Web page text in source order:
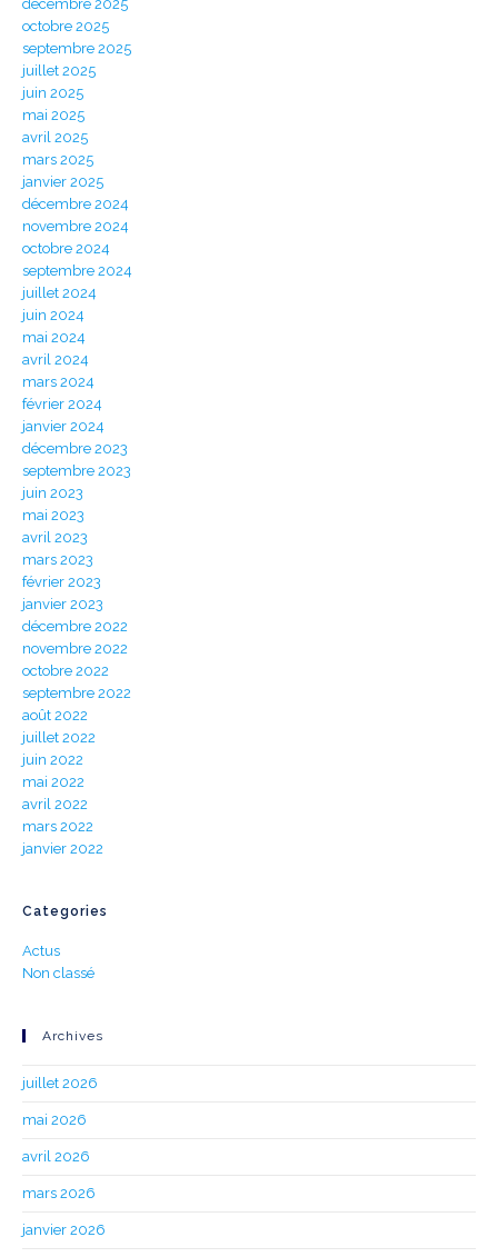
décembre 2025
octobre 2025
septembre 2025
juillet 2025
juin 2025
mai 2025
avril 2025
mars 2025
janvier 2025
décembre 2024
novembre 2024
octobre 2024
septembre 2024
juillet 2024
juin 2024
mai 2024
avril 2024
mars 2024
février 2024
janvier 2024
décembre 2023
septembre 2023
juin 2023
mai 2023
avril 2023
mars 2023
février 2023
janvier 2023
décembre 2022
novembre 2022
octobre 2022
septembre 2022
août 2022
juillet 2022
juin 2022
mai 2022
avril 2022
mars 2022
janvier 2022
Categories
Actus
Non classé
Archives
juillet 2026
mai 2026
avril 2026
mars 2026
janvier 2026